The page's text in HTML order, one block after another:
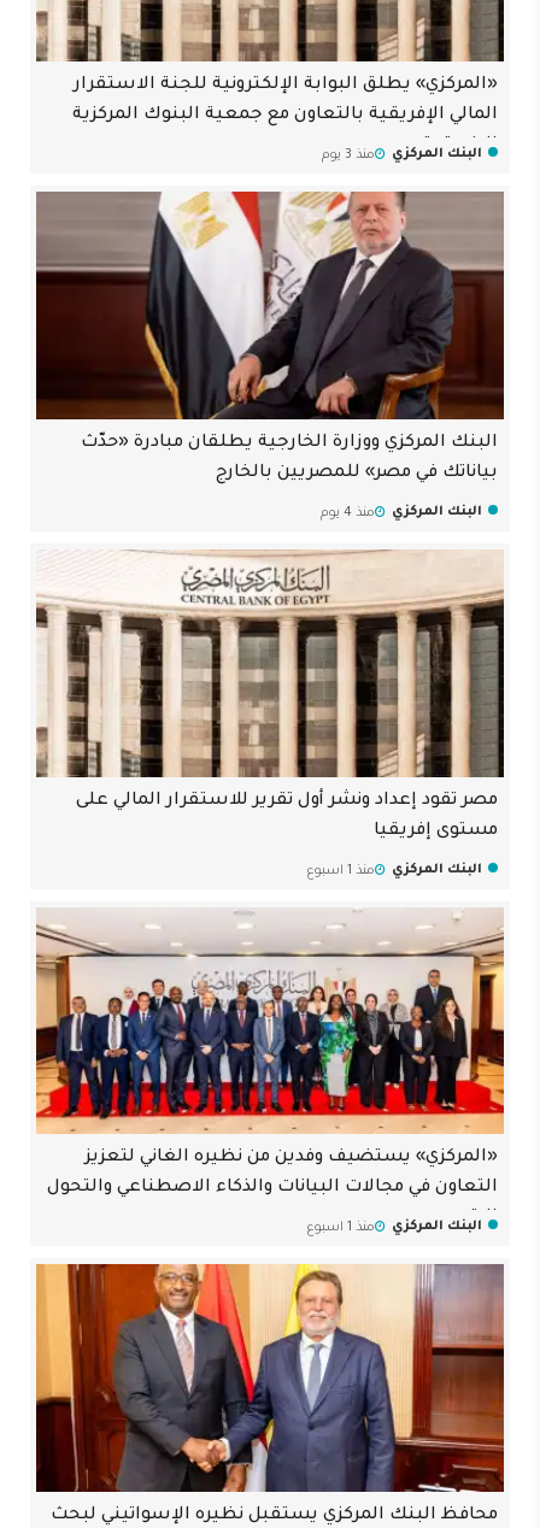
«المركزي» يطلق البوابة الإلكترونية للجنة الاستقرار
المالي الإفريقية بالتعاون مع جمعية البنوك المركزية
الإفريقية
البنك المركزي منذ 3 يوم
البنك المركزي ووزارة الخارجية يطلقان مبادرة «حدّث
بياناتك في مصر» للمصريين بالخارج
البنك المركزي منذ 4 يوم
مصر تقود إعداد ونشر أول تقرير للاستقرار المالي على
مستوى إفريقيا
البنك المركزي منذ 1 اسبوع
«المركزي» يستضيف وفدين من نظيره الغاني لتعزيز
التعاون في مجالات البيانات والذكاء الاصطناعي والتحول
الرقمي
البنك المركزي منذ 1 اسبوع
محافظ البنك المركزي يستقبل نظيره الإسواتيني لبحث